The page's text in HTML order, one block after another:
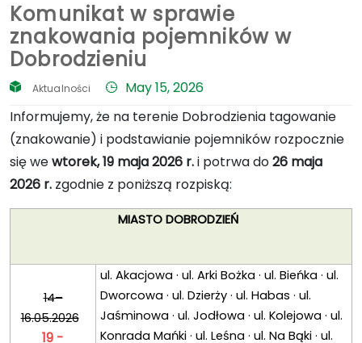
Komunikat w sprawie
znakowania pojemników w
Dobrodzieniu
Aktualności
May 15, 2026
Informujemy, że na terenie Dobrodzienia tagowanie
(znakowanie) i podstawianie pojemników rozpocznie
się wewtorek, 19 maja 2026 r.i potrwa do26 maja
2026 r. zgodnie z poniższą rozpiską:
MIASTO DOBRODZIEŃ
14–
16.05.2026
19 -
ul. Akacjowa · ul. Arki Bożka · ul. Bieńka · ul.
Dworcowa · ul. Dzierży · ul. Habas · ul.
Jaśminowa · ul. Jodłowa · ul. Kolejowa · ul.
Konrada Mańki · ul. Leśna · ul. Na Bąki · ul.